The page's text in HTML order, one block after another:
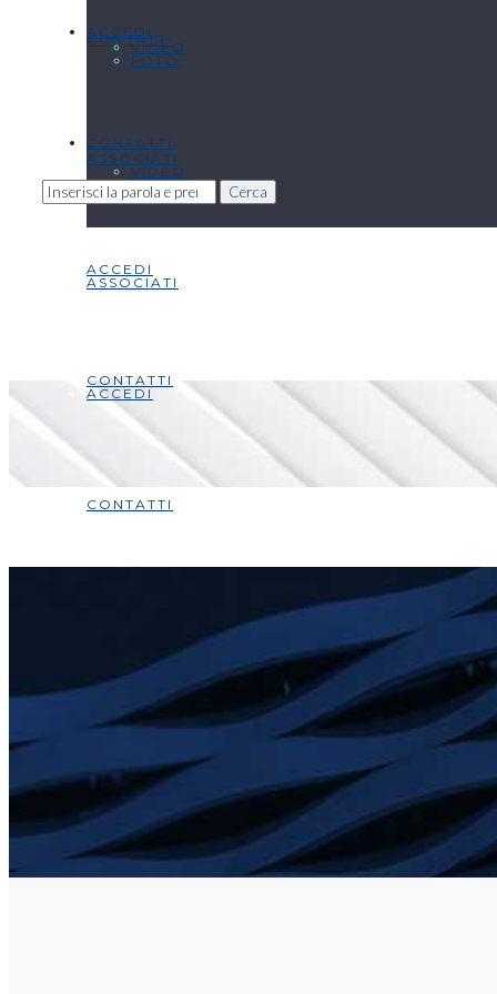
ACCEDI
CONTATTI
CONTATTI
Cerca
VIDEO
ASSOCIATI
ACCEDI
CONTATTI
FOTO
VIDEO
ASSOCIATI
ACCEDI
CONTATTI